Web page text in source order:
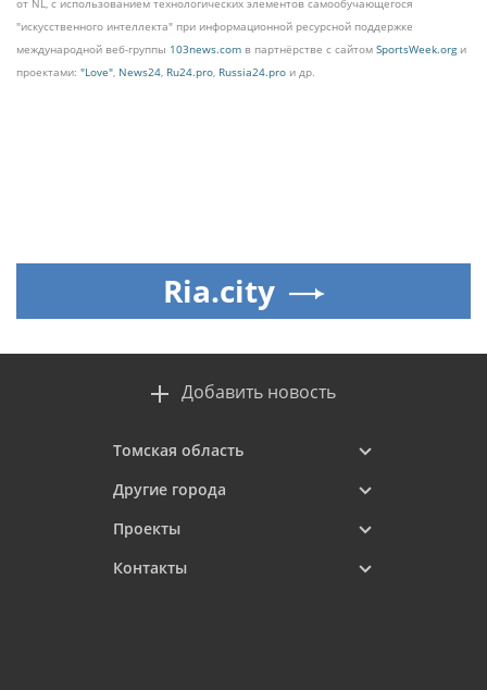
от NL, с использованием технологических элементов самообучающегося
"искусственного интеллекта" при информационной ресурсной поддержке
международной веб-группы 103news.com в партнёрстве с сайтом SportsWeek.orgи
проектами: "Love", News24, Ru24.pro, Russia24.pro и др.
Ria.city
Добавить новость
Томская область
Другие города
Проекты
Контакты